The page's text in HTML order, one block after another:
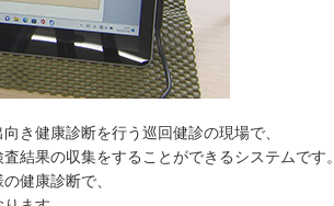
き健康診断を行う巡回健診の現場で、
果の収集をすることができるシステムです。
康診断で、